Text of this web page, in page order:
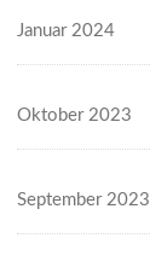
Januar 2024
Oktober 2023
September 2023